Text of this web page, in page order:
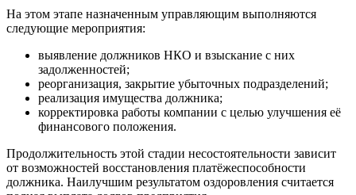
На этом этапе назначенным управляющим выполняются
следующие мероприятия:
выявление должников НКО и взыскание с них
задолженностей;
реорганизация, закрытие убыточных подразделений;
реализация имущества должника;
корректировка работы компании с целью улучшения её
финансового положения.
Продолжительность этой стадии несостоятельности зависит
от возможностей восстановления платёжеспособности
должника. Наилучшим результатом оздоровления считается